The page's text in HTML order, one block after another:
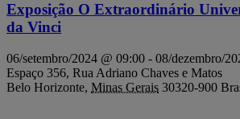
Exposição O Extraordinário
da Vinci
06/setembro/2024 @ 09:00 - 08/dezembro/
Espaço 356, Rua Adriano Chaves e Matos
Belo Horizonte, Minas Gerais 30320-900